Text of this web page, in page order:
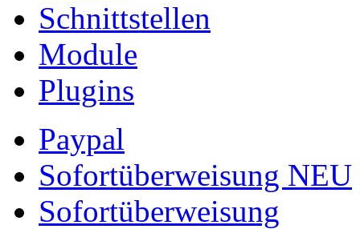
Schnittstellen
Module
Plugins
Paypal
Sofortüberweisung NEU
Sofortüberweisung